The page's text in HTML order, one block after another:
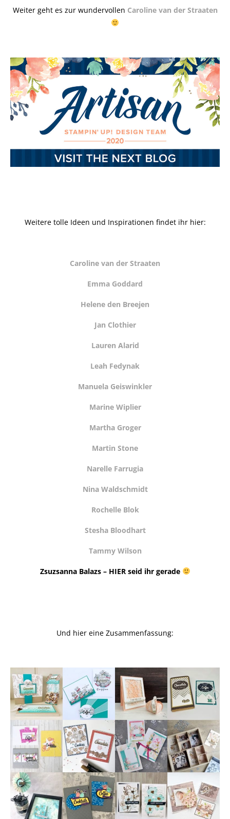
Weiter geht es zur wundervollen Caroline van der Straaten
Weitere tolle Ideen und Inspirationen findet ihr hier:
Caroline van der Straaten
Emma Goddard
Helene den Breejen
Jan Clothier
Lauren Alarid
Leah Fedynak
Manuela Geiswinkler
Marine Wiplier
Martha Groger
Martin Stone
Narelle Farrugia
Nina Waldschmidt
Rochelle Blok
Stesha Bloodhart
Tammy Wilson
Zsuzsanna Balazs – HIER seid ihr gerade
Und hier eine Zusammenfassung: